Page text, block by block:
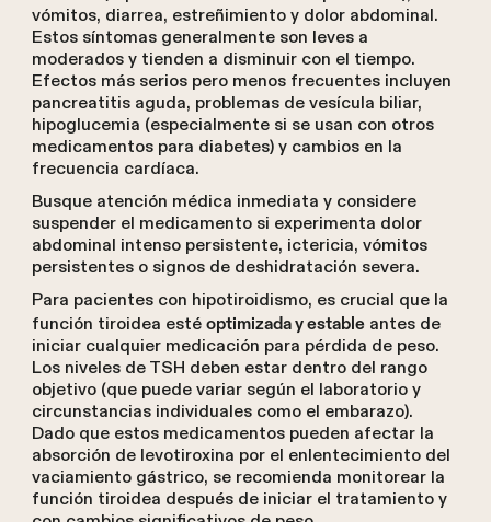
vómitos, diarrea, estreñimiento y dolor abdominal.
Estos síntomas generalmente son leves a
moderados y tienden a disminuir con el tiempo.
Efectos más serios pero menos frecuentes incluyen
pancreatitis aguda, problemas de vesícula biliar,
hipoglucemia (especialmente si se usan con otros
medicamentos para diabetes) y cambios en la
frecuencia cardíaca.
Busque atención médica inmediata y considere
suspender el medicamento si experimenta dolor
abdominal intenso persistente, ictericia, vómitos
persistentes o signos de deshidratación severa.
Para pacientes con hipotiroidismo, es crucial que la
función tiroidea esté optimizada y estableantes de
iniciar cualquier medicación para pérdida de peso.
Los niveles de TSH deben estar dentro del rango
objetivo (que puede variar según el laboratorio y
circunstancias individuales como el embarazo).
Dado que estos medicamentos pueden afectar la
absorción de levotiroxina por el enlentecimiento del
vaciamiento gástrico, se recomienda monitorear la
función tiroidea después de iniciar el tratamiento y